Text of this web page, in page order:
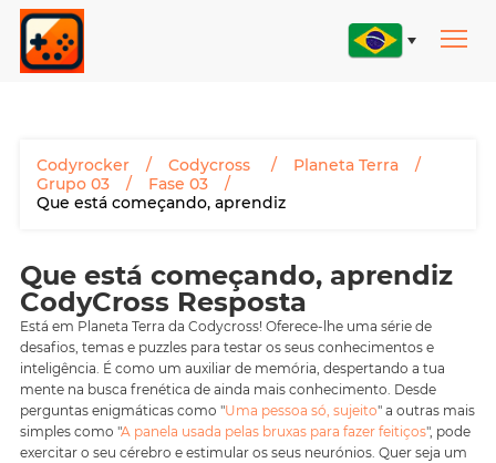
Codyrocker Codycross
Planeta Terra
Grupo 03
Fase 03
Que está começando, aprendiz
Que está começando, aprendiz
CodyCross Resposta
Está em Planeta Terra da Codycross! Oferece-lhe uma série de
desafios, temas e puzzles para testar os seus conhecimentos e
inteligência. É como um auxiliar de memória, despertando a tua
mente na busca frenética de ainda mais conhecimento. Desde
perguntas enigmáticas como "Uma pessoa só, sujeito" a outras mais
simples como "A panela usada pelas bruxas para fazer feitiços", pode
exercitar o seu cérebro e estimular os seus neurónios. Quer seja um